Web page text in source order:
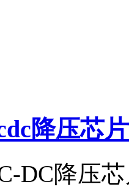
降压芯
DC降压